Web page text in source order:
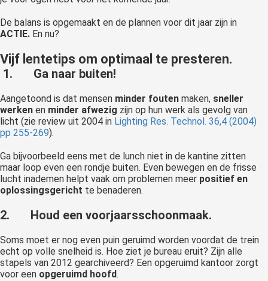
De balans is opgemaakt en de plannen voor dit jaar zijn in
ACTIE. En nu?
Vijf lentetips om optimaal te presteren.
1. Ga naar buiten!
Aangetoond is dat mensen minder fouten maken, sneller
werken en minder afwezig zijn op hun werk als gevolg van
licht (zie review uit 2004 in Lighting Res. Technol. 36,4 (2004)
pp 255-269).
Ga bijvoorbeeld eens met de lunch niet in de kantine zitten
maar loop even een rondje buiten. Even bewegen en de frisse
lucht inademen helpt vaak om problemen meer positief en
oplossingsgericht te benaderen.
2. Houd een voorjaarsschoonmaak.
Soms moet er nog even puin geruimd worden voordat de trein
echt op volle snelheid is. Hoe ziet je bureau eruit? Zijn alle
stapels van 2012 gearchiveerd? Een opgeruimd kantoor zorgt
voor een opgeruimd hoofd.